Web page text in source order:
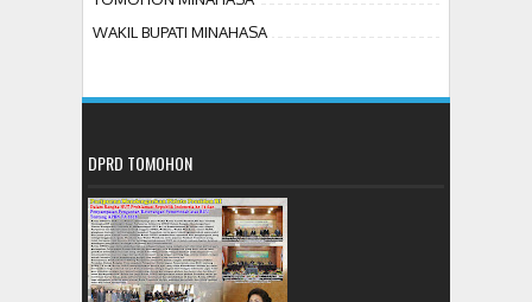
WAKIL BUPATI MINAHASA
DPRD TOMOHON